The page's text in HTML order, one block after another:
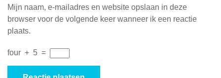
Mijn naam, e-mailadres en website opslaan in deze
browser voor de volgende keer wanneer ik een reactie
plaats.
four + 5 =